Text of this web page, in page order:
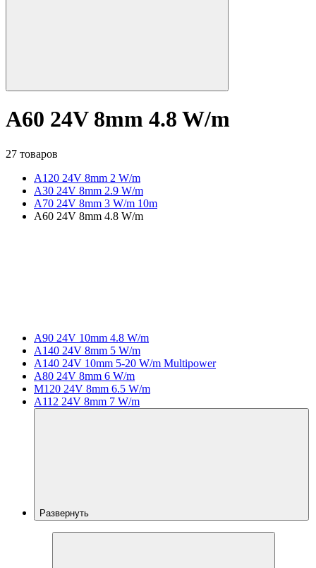
A60 24V 8mm 4.8 W/m
27 товаров
A120 24V 8mm 2 W/m
A30 24V 8mm 2.9 W/m
A70 24V 8mm 3 W/m 10m
A60 24V 8mm 4.8 W/m
A90 24V 10mm 4.8 W/m
A140 24V 8mm 5 W/m
A140 24V 10mm 5-20 W/m Multipower
A80 24V 8mm 6 W/m
M120 24V 8mm 6.5 W/m
A112 24V 8mm 7 W/m
Развернуть